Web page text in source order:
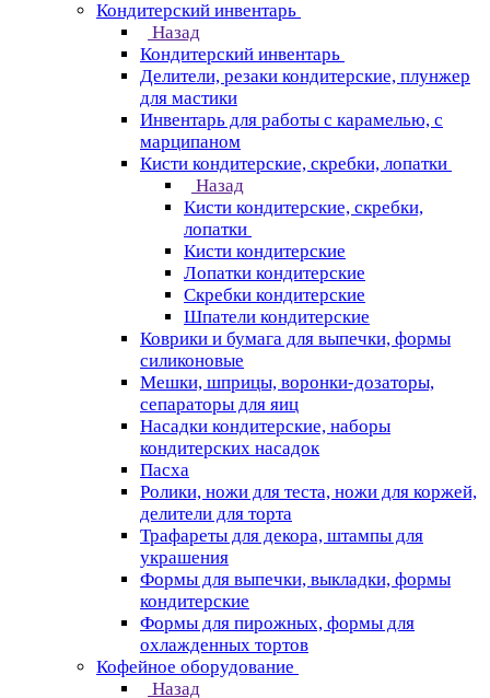
Кондитерский инвентарь
Назад
Кондитерский инвентарь
Делители, резаки кондитерские, плунжер
для мастики
Инвентарь для работы с карамелью, с
марципаном
Кисти кондитерские, скребки, лопатки
Назад
Кисти кондитерские, скребки,
лопатки
Кисти кондитерские
Лопатки кондитерские
Скребки кондитерские
Шпатели кондитерские
Коврики и бумага для выпечки, формы
силиконовые
Мешки, шприцы, воронки-дозаторы,
сепараторы для яиц
Насадки кондитерские, наборы
кондитерских насадок
Пасха
Ролики, ножи для теста, ножи для коржей,
делители для торта
Трафареты для декора, штампы для
украшения
Формы для выпечки, выкладки, формы
кондитерские
Формы для пирожных, формы для
охлажденных тортов
Кофейное оборудование
Назад